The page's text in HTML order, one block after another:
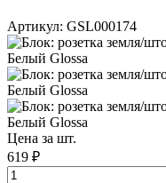
Артикул: GSL000174
Цена за шт.
619 ₽